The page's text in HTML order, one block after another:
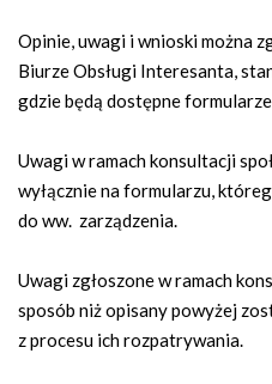
Opinie, uwagi i wnioski można
Biurze Obsługi Interesanta,
gdzie będą dostępne
Uwagi w ramach konsultacji
wyłącznie na formularzu,
do ww. zarządzenia.
Uwagi zgłoszone w ramach
sposób niż opisany powyżej
z procesu ich rozpatrywania.